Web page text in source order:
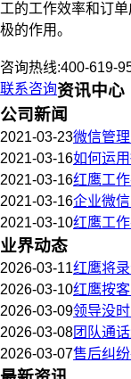
工的工作效率和订
极的作用。
咨询热线:400-619-
联系咨询资讯中心
公司新闻
2021-03-23微信管
2021-03-16如何运
2021-03-16红鹰工
2021-03-16企业微
2021-03-10红鹰工
业界动态
2026-03-11红鹰将
2026-03-10红鹰按
2026-03-09领导没
2026-03-08团队通
2026-03-07售后纠